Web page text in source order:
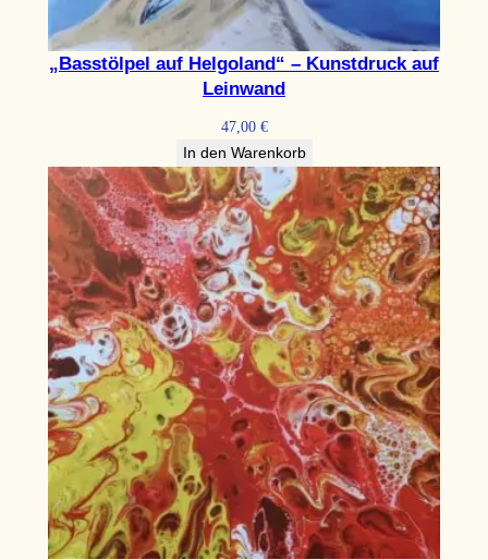
„Basstölpel auf Helgoland“ – Kunstdruck auf
Leinwand
47,00 €
In den Warenkorb